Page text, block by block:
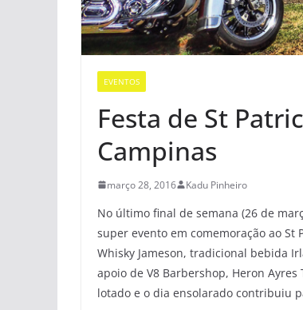
EVENTOS
Festa de St
Campinas
março 28, 2016 Kadu Pinheiro
No último final de semana (26 de
super evento em comemoração ao St
Whisky Jameson, tradicional bebida
apoio de V8 Barbershop, Heron Ayres
lotado e o dia ensolarado contribuiu